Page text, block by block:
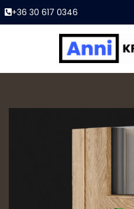
+36 30 617 0346